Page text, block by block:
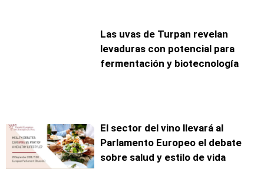
Las uvas de Turpan revelan
levaduras con potencial para
fermentación y biotecnología
El sector del vino llevará al
Parlamento Europeo el debate
sobre salud y estilo de vida